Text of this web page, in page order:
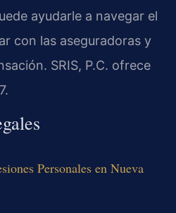
ayudarle a navegar el
con las aseguradoras y
SRIS, P.C. ofrece
Personales en Nueva